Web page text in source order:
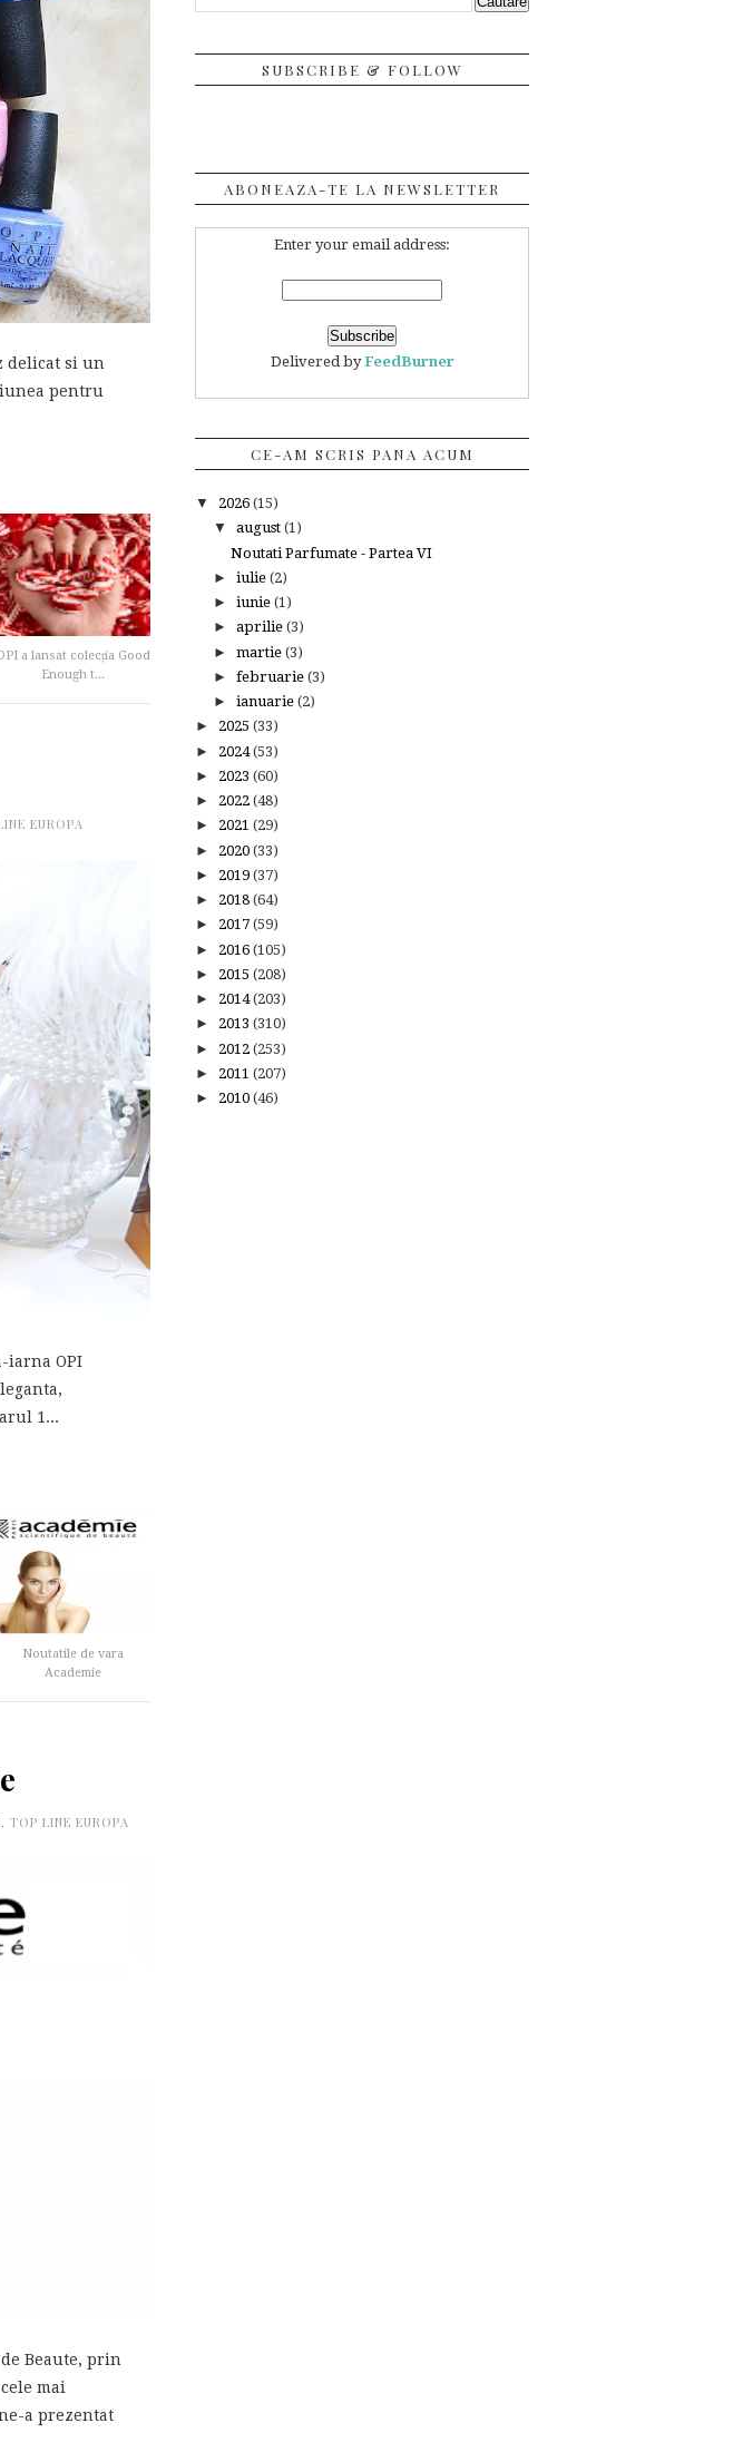
delicat si un
pentru
a lansat colecția Good
Enough t...
EUROPA
iarna OPI
1...
Noutatile de vara
Academie
, TOP LINE EUROPA
Beaute, prin
mai
a prezentat
SUBSCRIBE & FOLLOW
ABONEAZA-TE LA NEWSLETTER
Enter your email address:
Delivered byFeedBurner
CE-AM SCRIS PANA ACUM
▼ 2026 (15)
▼ august (1)
Noutati Parfumate - Partea VI
► iulie (2)
► iunie (1)
► aprilie (3)
► martie (3)
► februarie (3)
► ianuarie (2)
► 2025 (33)
► 2024(53)
► 2023 (60)
► 2022 (48)
► 2021 (29)
► 2020 (33)
► 2019 (37)
► 2018 (64)
► 2017 (59)
► 2016 (105)
► 2015 (208)
► 2014(203)
► 2013 (310)
► 2012 (253)
► 2011 (207)
► 2010 (46)